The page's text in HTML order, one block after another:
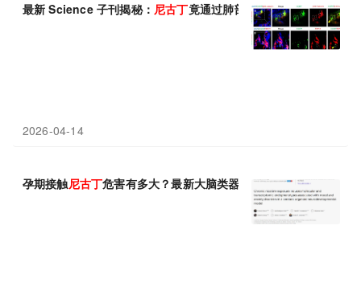
最新 Science 子刊揭秘： 尼古丁竟通过肺部细胞，悄悄摧毁你的
2026-04-14
孕期接触尼古丁危害有多大？最新大脑类器官研究：尼古丁